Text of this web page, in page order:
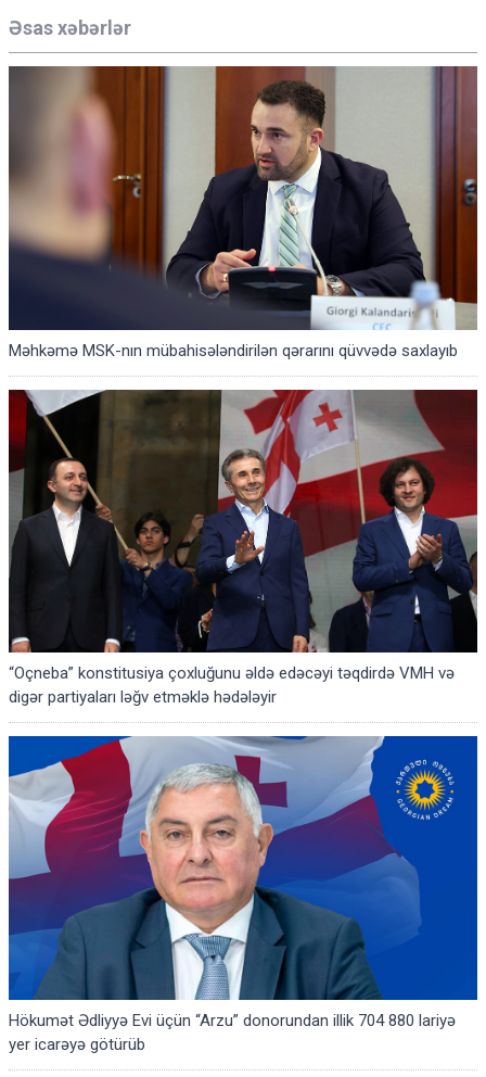
Əsas xəbərlər
Məhkəmə MSK-nın mübahisələndirilən qərarını qüvvədə saxlayıb
“Oçneba” konstitusiya çoxluğunu əldə edəcəyi təqdirdə VMH və
digər partiyaları ləğv etməklə hədələyir
Hökumət Ədliyyə Evi üçün “Arzu” donorundan illik 704 880 lariyə
yer icarəyə götürüb